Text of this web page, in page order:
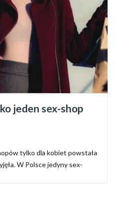
jeden sex-shop
tylko dla kobiet powstała
W Polsce jedyny sex-